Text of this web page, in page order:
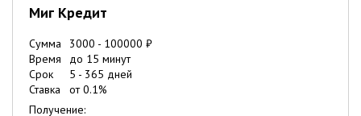
Миг Кредит
Сумма 3000 - 100000 ₽
Время
до 15 минут
Срок
5 - 365 дней
Ставка
от0.1%
Получение: